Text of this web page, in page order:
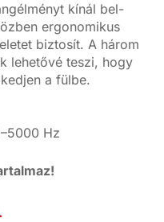
kínál bel-
ergonomikus
biztosít. A három
lehetővé teszi, hogy
a fülbe.
Hz